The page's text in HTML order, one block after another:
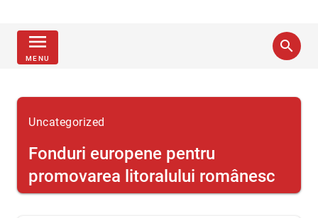
menu
MENU
search
Uncategorized
Fonduri europene pentru
promovarea litoralului românesc